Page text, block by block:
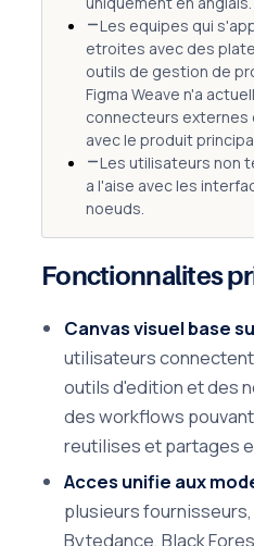
Les equipes qui
etroites avec des
outils de gestion de
Figma Weave n'a
connecteurs externes
avec le produit
Les utilisateurs non
a l'aise avec les
noeuds.
Fonctionnalites
Canvas visuel base
utilisateurs
outils d'edition et des
des workflows
reutilises et partages
Acces unifie aux
plusieurs fournisseurs,
Bytedance, Black